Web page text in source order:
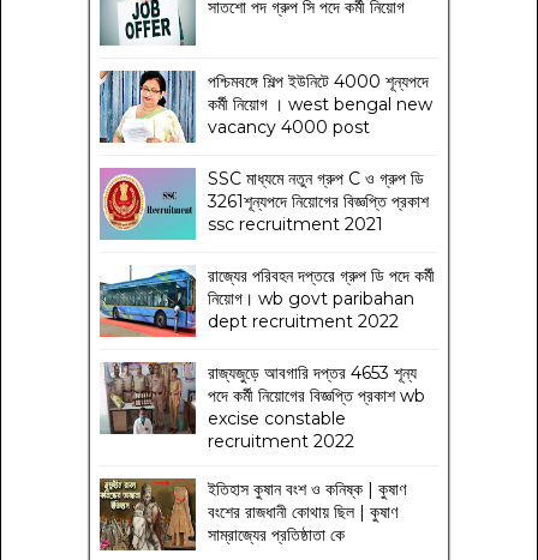
সাতশো পদ গ্রুপ সি পদে কর্মী নিয়োগ
পশ্চিমবঙ্গে শিল্প ইউনিটে 4000 শূন্যপদে
কর্মী নিয়োগ । west bengal new
vacancy 4000 post
SSC মাধ্যমে নতুন গ্রুপ C ও গ্রুপ ডি
3261শূন্যপদে নিয়োগের বিজ্ঞপ্তি প্রকাশ
ssc recruitment 2021
রাজ্যের পরিবহন দপ্তরে গ্রুপ ডি পদে কর্মী
নিয়োগ। wb govt paribahan
dept recruitment 2022
রাজ্যজুড়ে আবগারি দপ্তর 4653 শূন্য
পদে কর্মী নিয়োগের বিজ্ঞপ্তি প্রকাশ wb
excise constable
recruitment 2022
ইতিহাস কুষান বংশ ও কনিষ্ক | কুষাণ
বংশের রাজধানী কোথায় ছিল | কুষাণ
সাম্রাজ্যের প্রতিষ্ঠাতা কে